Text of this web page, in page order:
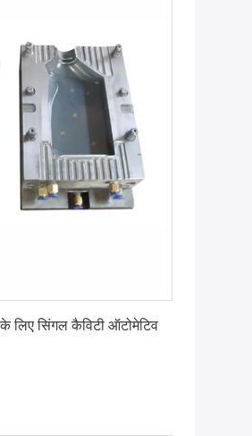
लिए सिंगल कैविटी ऑटोमेटिव